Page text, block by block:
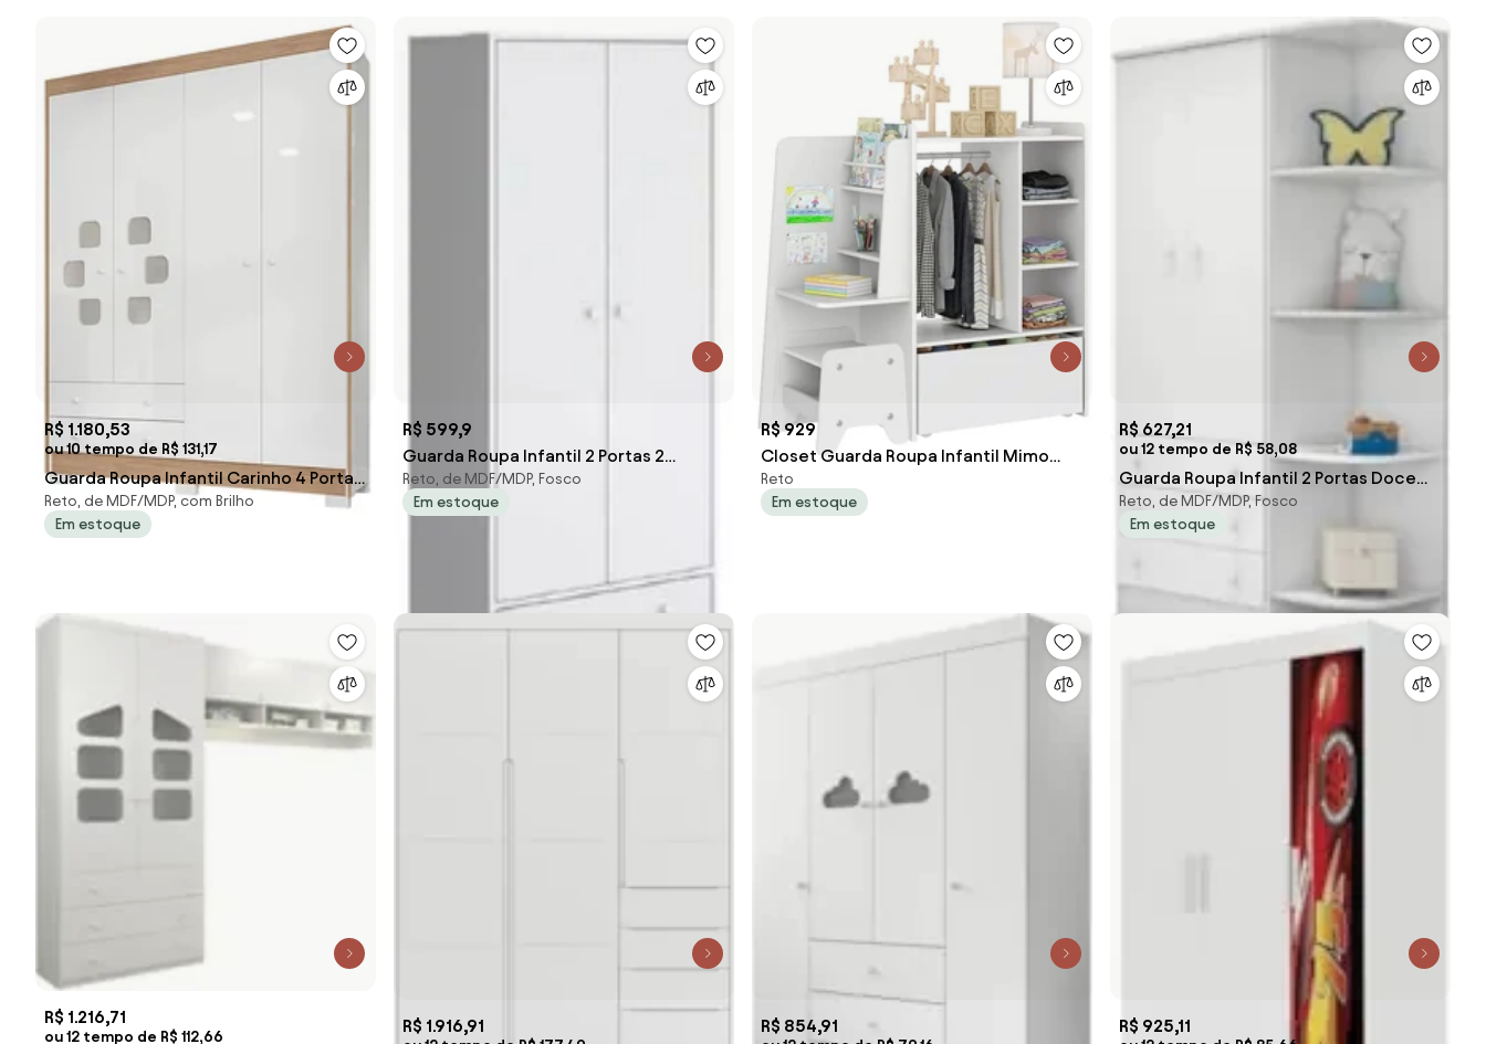
R$ 1.180,53
ou 10 tempo de R$ 131,17
Guarda Roupa Infantil Carinho 4 Portas
2 Gavetas Branco Flex - Incorplac -
Branco
Reto, de MDF/MDP, com Brilho
Em estoque
R$ 599,9
Guarda Roupa Infantil 2 Portas 2
Gavetas Retrô Branco BY140
Reto, de MDF/MDP, Fosco
Em estoque
R$ 929
Closet Guarda Roupa Infantil Mimo
Com Banquinho - Branco
Reto
Em estoque
R$ 627,21
ou 12 tempo de R$ 58,08
Guarda Roupa Infantil 2 Portas Doce
Sonho Branco - Qmovi
Reto, de MDF/MDP, Fosco
Em estoque
R$ 1.216,71
ou 12 tempo de R$ 112,66
R$ 1.916,91 R$ 854,91 R$ 925,11